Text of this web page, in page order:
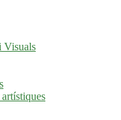
Visuals